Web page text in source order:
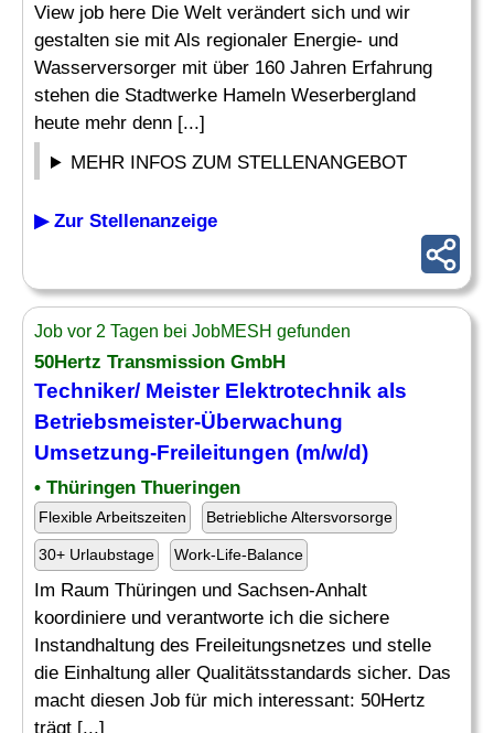
View job here Die Welt verändert sich und wir
gestalten sie mit Als regionaler Energie- und
Wasserversorger mit über 160 Jahren Erfahrung
stehen die Stadtwerke Hameln Weserbergland
heute mehr denn [...]
MEHR INFOS ZUM STELLENANGEBOT
▶ Zur Stellenanzeige
Job vor 2 Tagen bei JobMESH gefunden
50Hertz Transmission GmbH
Techniker/ Meister Elektrotechnik als
Betriebsmeister-Überwachung
Umsetzung-Freileitungen (m/w/d)
• Thüringen Thueringen
Flexible Arbeitszeiten Betriebliche Altersvorsorge
30+ Urlaubstage Work-Life-Balance
Im Raum Thüringen und Sachsen-Anhalt
koordiniere und verantworte ich die sichere
Instandhaltung des Freileitungsnetzes und stelle
die Einhaltung aller Qualitätsstandards sicher. Das
macht diesen Job für mich interessant: 50Hertz
trägt [...]